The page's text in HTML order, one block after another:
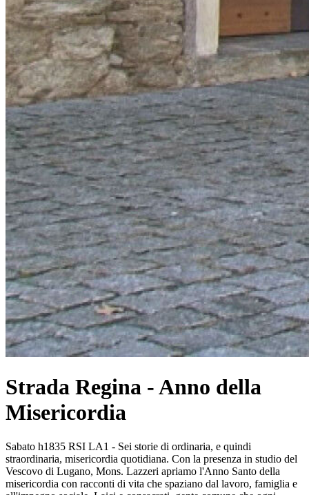
Strada Regina - Anno della
Misericordia
Sabato h1835 RSI LA1 - Sei storie di ordinaria, e quindi
straordinaria, misericordia quotidiana. Con la presenza in studio del
Vescovo di Lugano, Mons. Lazzeri apriamo l'Anno Santo della
misericordia con racconti di vita che spaziano dal lavoro, famiglia e